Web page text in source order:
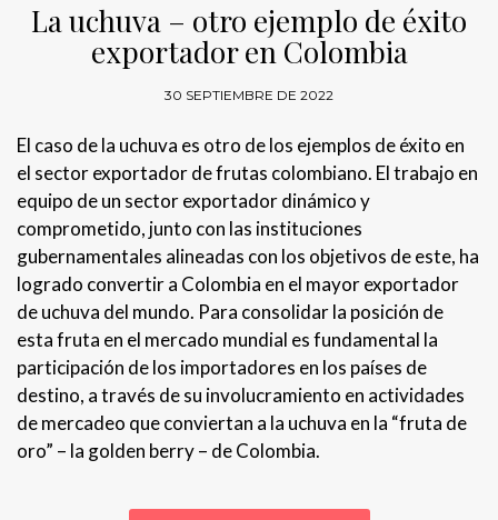
La uchuva – otro ejemplo de éxito
exportador en Colombia
30 SEPTIEMBRE DE 2022
El caso de la uchuva es otro de los ejemplos de éxito en
el sector exportador de frutas colombiano. El trabajo en
equipo de un sector exportador dinámico y
comprometido, junto con las instituciones
gubernamentales alineadas con los objetivos de este, ha
logrado convertir a Colombia en el mayor exportador
de uchuva del mundo. Para consolidar la posición de
esta fruta en el mercado mundial es fundamental la
participación de los importadores en los países de
destino, a través de su involucramiento en actividades
de mercadeo que conviertan a la uchuva en la “fruta de
oro” – la golden berry – de Colombia.